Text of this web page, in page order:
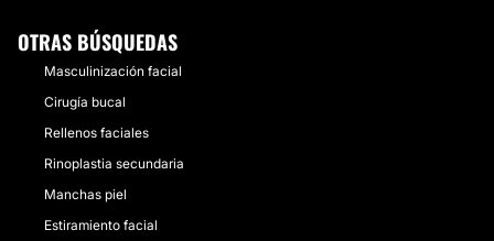
OTRAS BÚSQUEDAS
Masculinización facial
Cirugía bucal
Rellenos faciales
Rinoplastia secundaria
Manchas piel
Estiramiento facial